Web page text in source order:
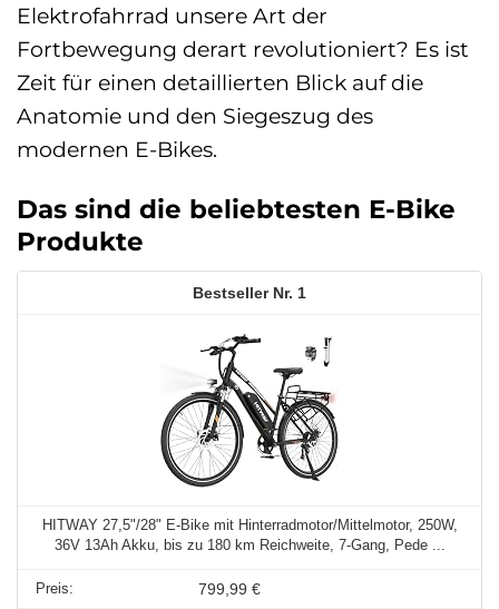
Elektrofahrrad unsere Art der
Fortbewegung derart revolutioniert? Es ist
Zeit für einen detaillierten Blick auf die
Anatomie und den Siegeszug des
modernen E-Bikes.
Das sind die beliebtesten E-Bike
Produkte
1
HITWAY 27,5"/28" E-Bike mit Hinterradmotor/Mittelmotor, 250W,
36V 13Ah Akku, bis zu 180 km Reichweite, 7-Gang, Pede ...
799,99 €